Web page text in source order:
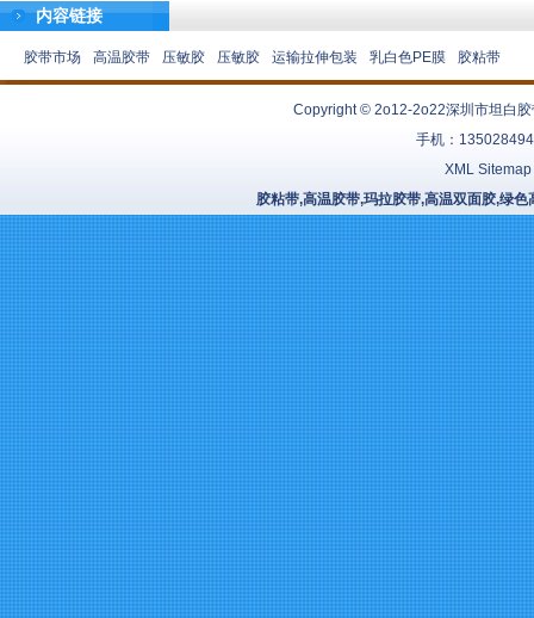
内容链接
胶带市场 高温胶带 压敏胶 压敏胶 运输拉伸包装 乳白色PE膜 胶粘带
Copyright © 2o12-2o22深圳市坦白
手机：
XML Sitemap
胶粘带,高温胶带,玛拉胶带,高温双面胶,绿